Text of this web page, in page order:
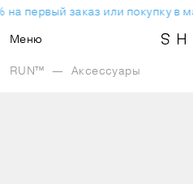
на первый заказ или покупку в
Меню
RUN™ — Аксессуары